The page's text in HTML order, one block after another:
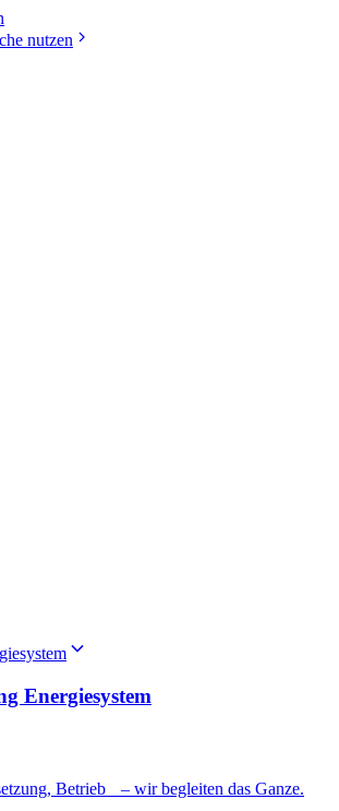
nutzen
Energiesystem
Betrieb – wir begleiten das Ganze.